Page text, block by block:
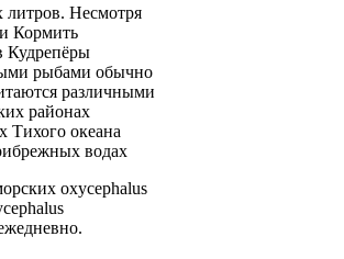
литров. Несмотря
Кормить
Кудрепёры
рыбами обычно
различными
районах
Тихого океана
водах
oxycephalus